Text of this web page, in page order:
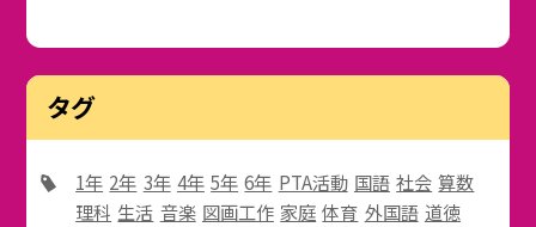
タグ
1年 2年 3年 4年 5年 6年 PTA活動 国語 社会 算数
理科 生活 音楽 図画工作 家庭 体育 外国語 道徳